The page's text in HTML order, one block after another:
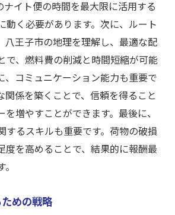
ナイト便の時間を最大限に活用する
動く必要があります。次に、ルート
八王子市の地理を理解し、最適な配
で、燃料費の削減と時間短縮が可能
、コミュニケーション能力も重要で
関係を築くことで、信頼を得ること
増やすことができます。最後に、
するスキルも重要です。荷物の破損
度を高めることで、結果的に報酬最
めの戦略